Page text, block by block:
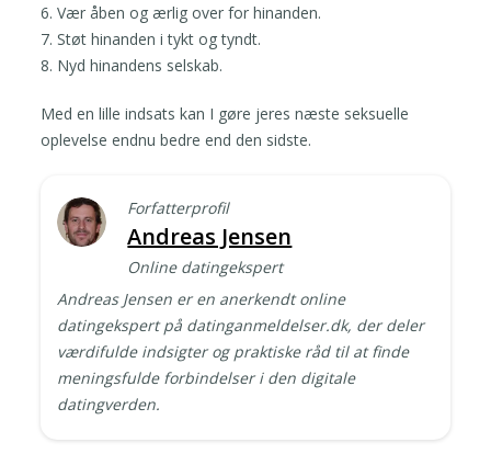
6. Vær åben og ærlig over for hinanden.
7. Støt hinanden i tykt og tyndt.
8. Nyd hinandens selskab.
Med en lille indsats kan I gøre jeres næste seksuelle
oplevelse endnu bedre end den sidste.
Forfatterprofil
Andreas Jensen
Online datingekspert
Andreas Jensen er en anerkendt online
datingekspert på datinganmeldelser.dk, der deler
værdifulde indsigter og praktiske råd til at finde
meningsfulde forbindelser i den digitale
datingverden.